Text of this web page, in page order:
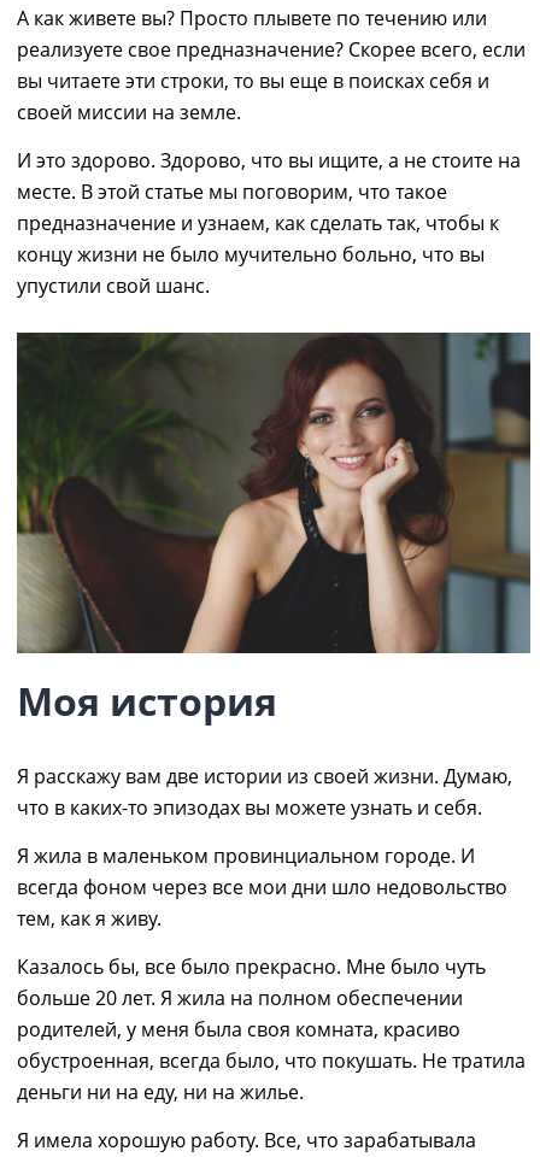
А как живете вы? Просто плывете по течению или
реализуете свое предназначение? Скорее всего, если
вы читаете эти строки, то вы еще в поисках себя и
своей миссии на земле.
И это здорово. Здорово, что вы ищите, а не стоите на
месте. В этой статье мы поговорим, что такое
предназначение и узнаем, как сделать так, чтобы к
концу жизни не было мучительно больно, что вы
упустили свой шанс.
Моя история
Я расскажу вам две истории из своей жизни. Думаю,
что в каких-то эпизодах вы можете узнать и себя.
Я жила в маленьком провинциальном городе. И
всегда фоном через все мои дни шло недовольство
тем, как я живу.
Казалось бы, все было прекрасно. Мне было чуть
больше 20 лет. Я жила на полном обеспечении
родителей, у меня была своя комната, красиво
обустроенная, всегда было, что покушать. Не тратила
деньги ни на еду, ни на жилье.
Я имела хорошую работу. Все, что зарабатывала